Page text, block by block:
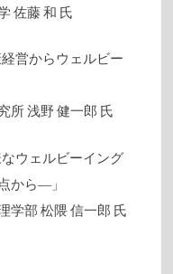
佐藤 和 氏
営からウェルビー
所 浅野 健一郎 氏
ウェルビーイング
から―」
学部 松隈 信一郎 氏